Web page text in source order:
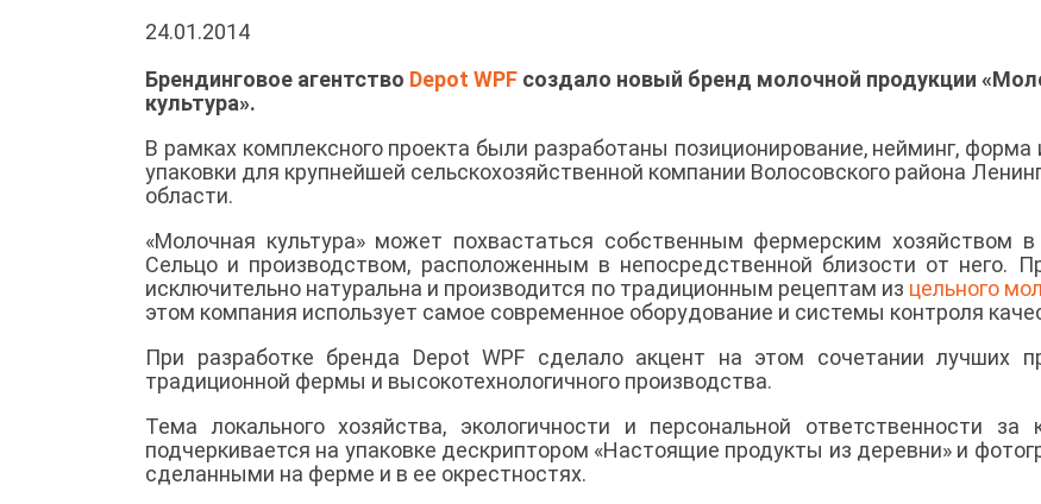
24.01.2014
Брендинговое агентство Depot WPF создало новый бренд молочной продукции
культура».
В рамках комплексного проекта были разработаны позиционирование, нейминг, форма
упаковки для крупнейшей сельскохозяйственной компании Волосовского района
области.
«Молочная культура» может похвастаться собственным фермерским хозяйством в
Сельцо и производством, расположенным в непосредственной близости от него.
исключительно натуральна и производится по традиционным рецептам из цельного
этом компания использует самое современное оборудование и системы контроля
При разработке бренда Depot WPF сделало акцент на этом сочетании лучших
традиционной фермы и высокотехнологичного производства.
Тема локального хозяйства, экологичности и персональной ответственности за
подчеркивается на упаковке дескриптором «Настоящие продукты из деревни» и
сделанными на ферме и в ее окрестностях.